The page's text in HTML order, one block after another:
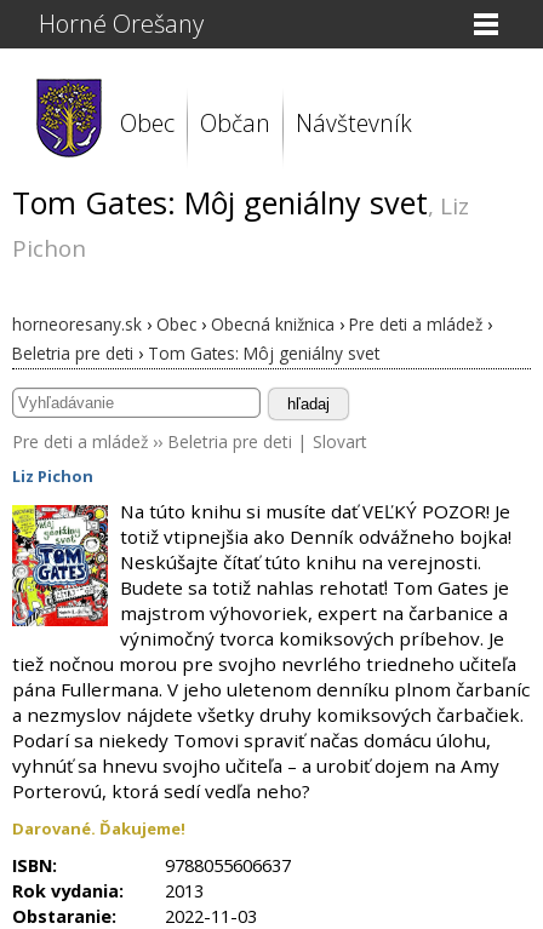
Horné Orešany
Obec Občan Návštevník
Tom Gates: Môj geniálny svet, Liz
Pichon
horneoresany.sk › Obec › Obecná knižnica › Pre deti a mládež ›
Beletria pre deti › Tom Gates: Môj geniálny svet
hľadaj
Pre deti a mládež ›› Beletria pre deti | Slovart
Liz Pichon
Na túto knihu si musíte dať VEĽKÝ POZOR! Je
totiž vtipnejšia ako Denník odvážneho bojka!
Neskúšajte čítať túto knihu na verejnosti.
Budete sa totiž nahlas rehotať! Tom Gates je
majstrom výhovoriek, expert na čarbanice a
výnimočný tvorca komiksových príbehov. Je
tiež nočnou morou pre svojho nevrlého triedneho učiteľa
pána Fullermana. V jeho uletenom denníku plnom čarbaníc
a nezmyslov nájdete všetky druhy komiksových čarbačiek.
Podarí sa niekedy Tomovi spraviť načas domácu úlohu,
vyhnúť sa hnevu svojho učiteľa – a urobiť dojem na Amy
Porterovú, ktorá sedí vedľa neho?
Darované. Ďakujeme!
ISBN:
9788055606637
Rok vydania:
2013
Obstaranie:
2022-11-03